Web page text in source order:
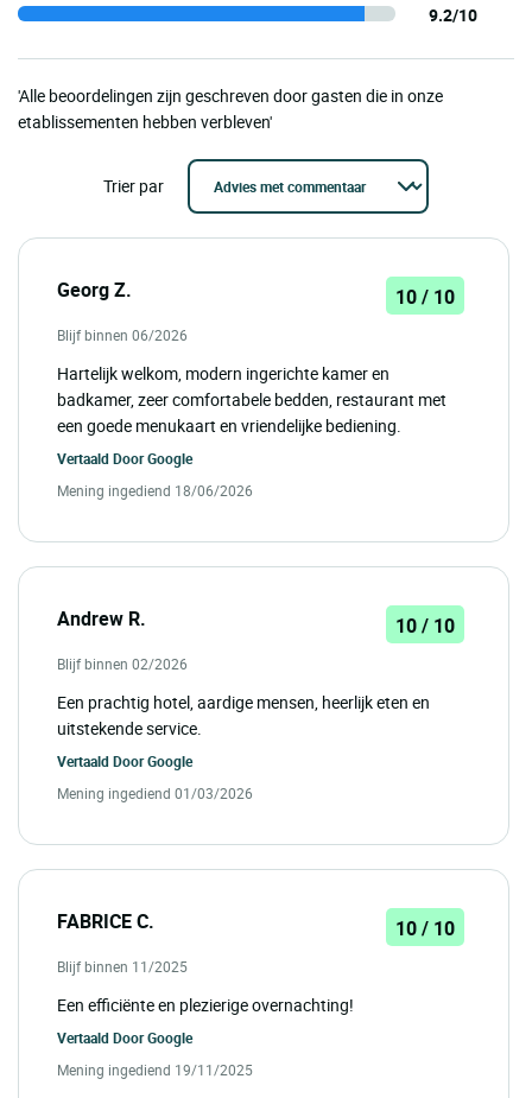
9.2/10
'Alle beoordelingen zijn geschreven door gasten die in onze
etablissementen hebben verbleven'
Trier par
Georg Z. 10 / 10
Blijf binnen 06/2026
Hartelijk welkom, modern ingerichte kamer en
badkamer, zeer comfortabele bedden, restaurant met
een goede menukaart en vriendelijke bediening.
Vertaald DoorGoogle
Mening ingediend 18/06/2026
Andrew R. 10 / 10
Blijf binnen 02/2026
Een prachtig hotel, aardige mensen, heerlijk eten en
uitstekende service.
Vertaald DoorGoogle
Mening ingediend 01/03/2026
FABRICE C. 10 / 10
Blijf binnen 11/2025
Een efficiënte en plezierige overnachting!
Vertaald DoorGoogle
Mening ingediend 19/11/2025